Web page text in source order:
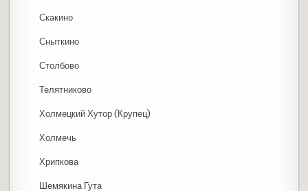
Скакино
Сныткино
Столбово
Телятниково
Холмецкий Хутор (Крупец)
Холмечь
Хрипкова
Шемякина Гута